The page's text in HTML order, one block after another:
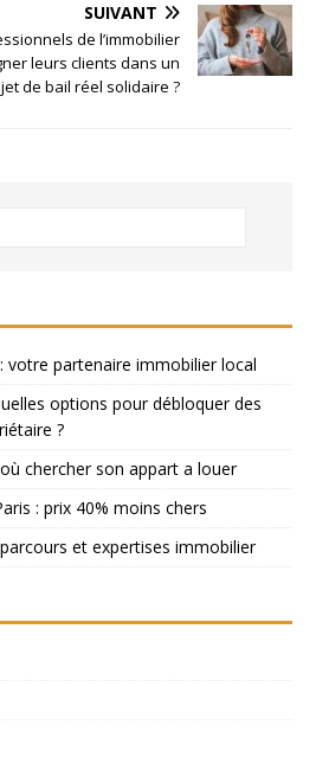
SUIVANT
de l’immobilier
leurs clients dans un
de bail réel solidaire ?
votre partenaire immobilier local
options pour débloquer des
?
chercher son appart a louer
: prix 40% moins chers
et expertises immobilier